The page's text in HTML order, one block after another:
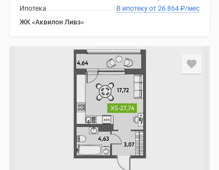
В ипотеку от 26 864₽/мес
Ипотека
ЖК «Аквилон Ливз»